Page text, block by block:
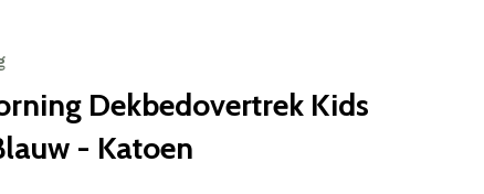
Dekbedovertrek Kids
- Katoen